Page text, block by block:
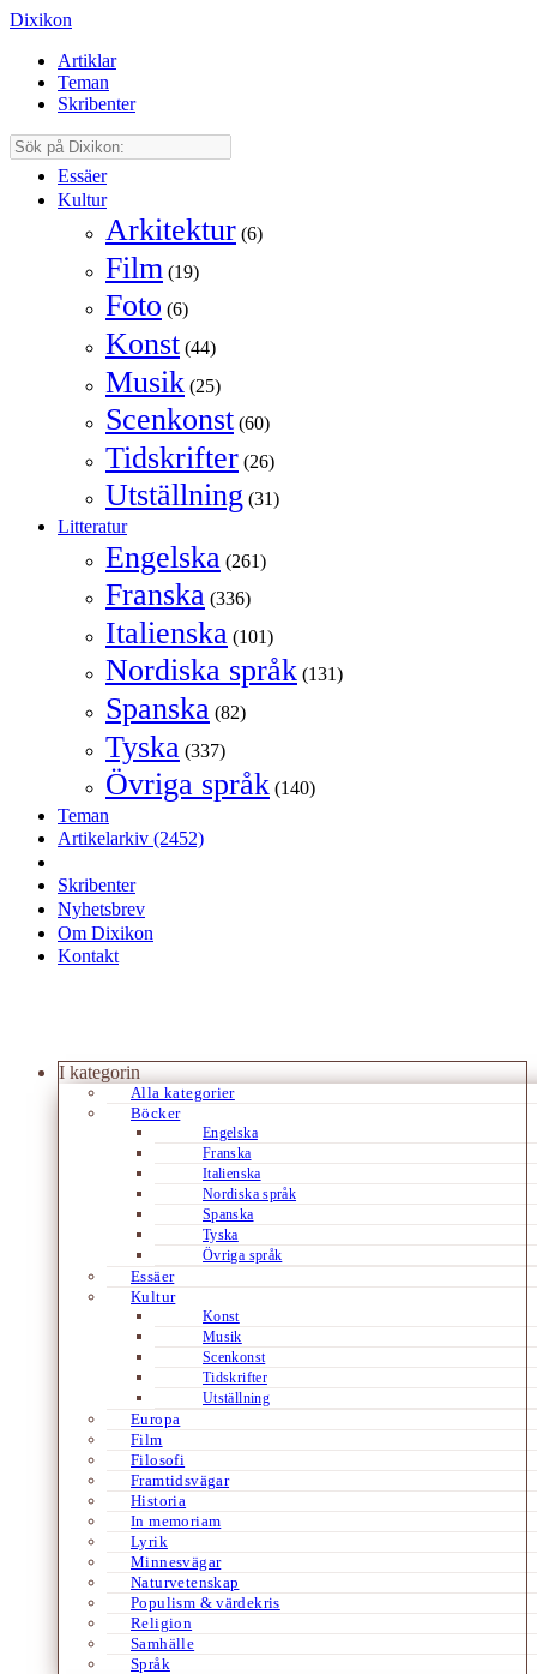
Dixikon
Artiklar
Teman
Skribenter
Essäer
Kultur
Arkitektur (6)
Film (19)
Foto (6)
Konst (44)
Musik (25)
Scenkonst (60)
Tidskrifter (26)
Utställning (31)
Litteratur
Engelska (261)
Franska (336)
Italienska (101)
Nordiska språk (131)
Spanska (82)
Tyska (337)
Övriga språk (140)
Teman
Artikelarkiv (2452)
Skribenter
Nyhetsbrev
Om Dixikon
Kontakt
I kategorin
Alla kategorier
Böcker
Engelska
Franska
Italienska
Nordiska språk
Spanska
Tyska
Övriga språk
Essäer
Kultur
Konst
Musik
Scenkonst
Tidskrifter
Utställning
Europa
Film
Filosofi
Framtidsvägar
Historia
In memoriam
Lyrik
Minnesvägar
Naturvetenskap
Populism & värdekris
Religion
Samhälle
Språk